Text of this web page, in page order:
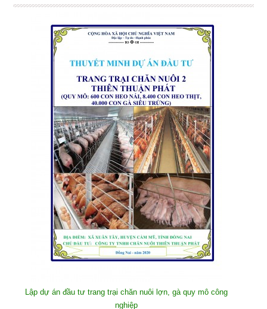
Lập dự án đầu tư trang trại chăn nuôi lợn, gà quy mô công
nghiệp